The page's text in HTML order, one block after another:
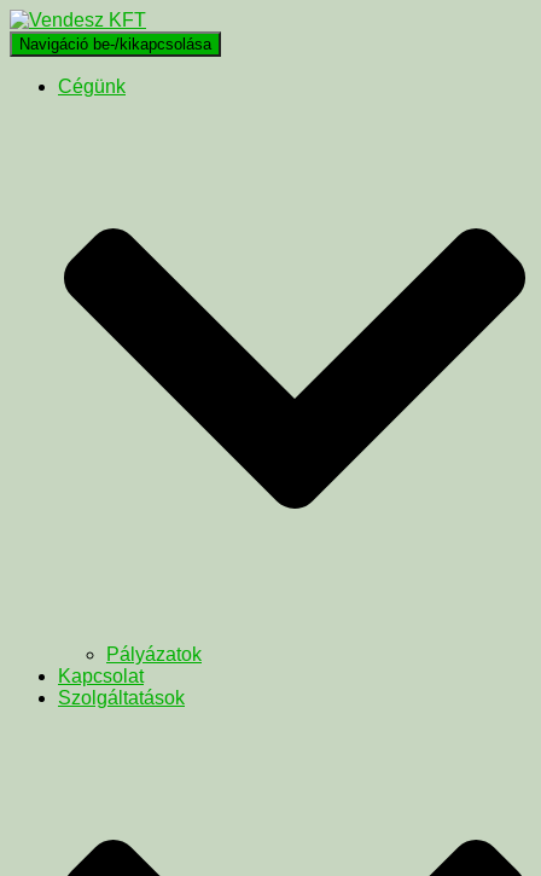
Navigáció be-/kikapcsolása
Cégünk
Pályázatok
Kapcsolat
Szolgáltatások